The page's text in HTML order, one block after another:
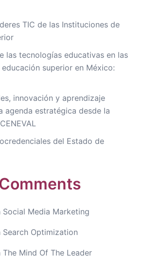
TIC de las Instituciones de
las tecnologías educativas en las
superior en México:
innovación y aprendizaje
agenda estratégica desde la
del Estado de
Social Media Marketing
Search Optimization
The Mind Of The Leader